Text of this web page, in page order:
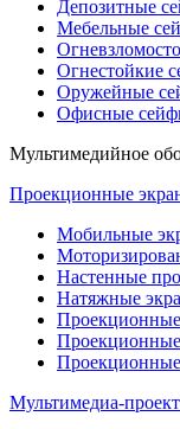
Депозитные
Мебельные
Огнестойкие
Оружейные
Офисные
Мультимедийное
Проекционные
Мобильные
Настенные
Натяжные
Мультимедиa-